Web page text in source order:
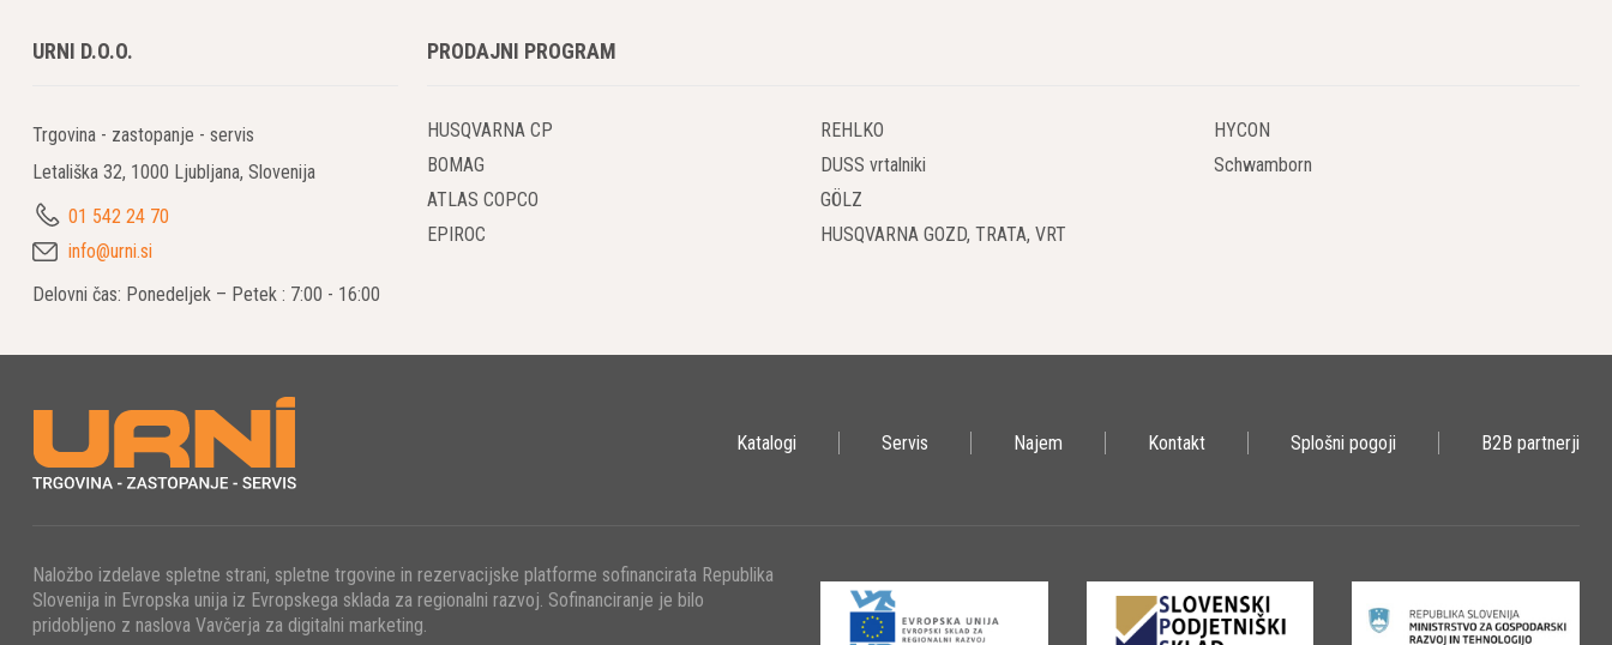
Atlas Copco ponuja široko paleto prevoznih gradbenih kompresorjev, ki se prilagajajo različnim gradbenim projektom. Ne glede na obseg vašega
Zanesljiv Vir Stisnjenega Zraka
Na gradbiščih je zanesljiv vir stisnjenega zraka ključnega pomena za opravljanje različnih nalog, kot so pnevmatsko orodje, čiščenje cevi in ​​nanašanje
premazov. Gradbeni kompresorji Atlas Copco so znani po svoji visoki stopnji zanesljivosti in trpežnosti. Zasnovani so za delo v zahtevnih okoljih
Visoka Učinkovitost in Varčevanje z Gorivom
enostavne funkcije za zagon, kar omogoča hitro namestitev in uporabo. Prav tako so kompresorji enostavni za vzdrževanje, kar povečuje njihovo
življenjsko dobo in zagotavlja dolgoročno zanesljivost na gradbišču.
URNI D.O.O.
Trgovina - zastopanje - servis
Letališka 32, 1000 Ljubljana, Slovenija
01 542 24 70
info@urni.si
Delovni čas: Ponedeljek – Petek : 7:00 - 16:00
PRODAJNI PROGRAM
HUSQVARNA CP
BOMAG
ATLAS COPCO
EPIROC
REHLKO
DUSS vrtalniki
GÖLZ
HUSQVARNA GOZD, TRATA, VRT
HYCON
Schwamborn
Katalogi Servis Najem Kontakt Splošni pogoji B2B partnerji
Naložbo izdelave spletne strani, spletne trgovine in rezervacijske platforme sofinancirata Republika
Slovenija in Evropska unija iz Evropskega sklada za regionalni razvoj. Sofinanciranje je bilo
pridobljeno z naslova Vavčerja za digitalni marketing.